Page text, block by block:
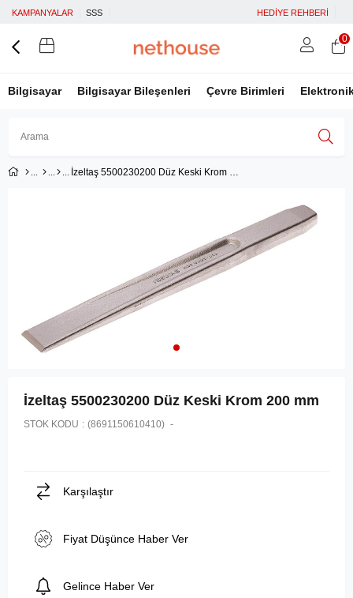
KAMPANYALAR SSS HEDİYE REHBERİ
Bilgisayar Bilgisayar Bileşenleri Çevre Birimleri
Üye Girişi
0
İzeltaş 5500230200 Düz Keski Krom 200 mm
İzeltaş 5500230200 Düz Keski Krom 200 mm
STOK KODU (8691150610410)
Karşılaştır
Fiyat Düşünce Haber Ver
Gelince Haber Ver